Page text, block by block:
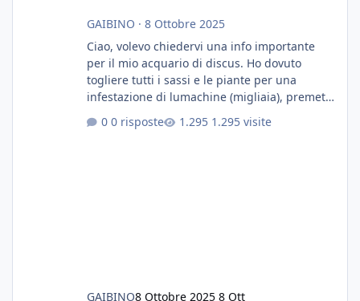
GAIBINO · 8 Ottobre 2025
Ciao, volevo chiedervi una info importante
per il mio acquario di discus. Ho dovuto
togliere tutti i sassi e le piante per una
infestazione di lumachine (migliaia), premetto
che ho 3 discus, 8 coridoras, e una ventina di
cardinali, e tre pulitori in una vasca con 200
0 risposte 1.295 visite
GAIBINO8 Ottobre 2025 8 Ott